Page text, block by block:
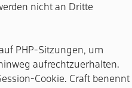
nicht an Dritte
PHP-Sitzungen, um
aufrechtzuerhalten.
Cookie. Craft benennt